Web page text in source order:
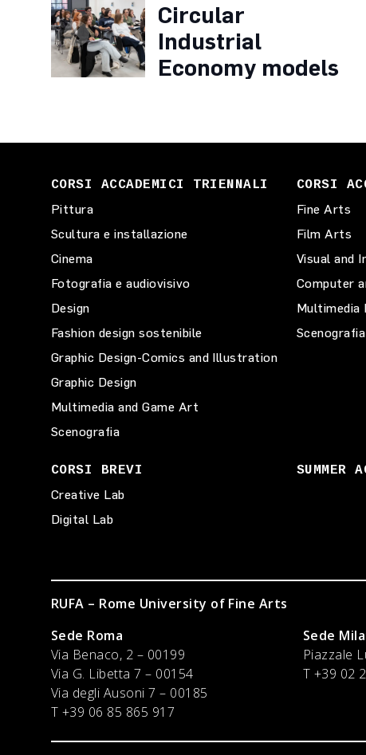
Circular
Industrial
Economy models
CORSI ACCADEMICI TRIENNALI
Pittura
Scultura e installazione
Cinema
Fotografia e audiovisivo
Design
Fashion design sostenibile
Graphic Design-Comics and Illustration
Graphic Design
Multimedia and Game Art
Scenografia
CORSI
Fine Arts
Film Arts
Visual and
Computer
Multimedia
Scenografia
CORSI BREVI
Creative Lab
Digital Lab
SUMMER
RUFA – Rome University of Fine Arts
Sede Roma
Via Benaco, 2 – 00199
Via G. Libetta 7 – 00154
Via degli Ausoni 7 – 00185
T +39 06 85 865 917
Sede
Piazzale
T +39 02